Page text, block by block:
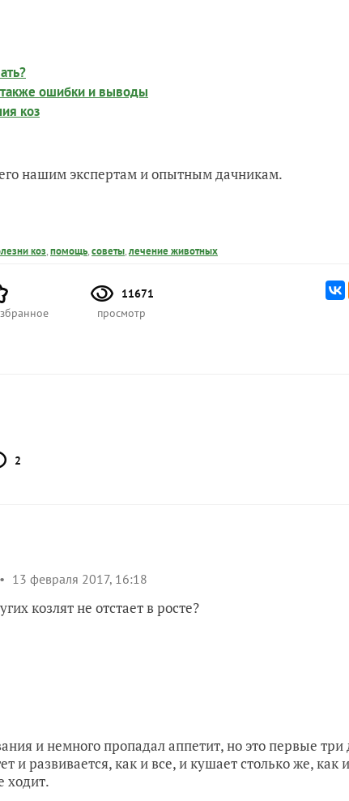
также ошибки и выводы
коз
нашим экспертам и опытным дачникам.
коз,помощь,советы,лечение животных
11671
просмотр
2
13 февраля 2017, 16:18
козлят не отстает в росте?
и немного пропадал аппетит, но это первые три
и развивается, как и все, и кушает столько же, как
ходит.